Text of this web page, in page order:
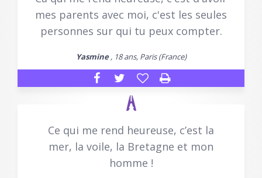
mes parents avec moi, c'est les seules
personnes sur qui tu peux compter.
Yasmine, 18 ans, Paris (France)
Ce qui me rend heureuse, c’est la
mer, la voile, la Bretagne et mon
homme !